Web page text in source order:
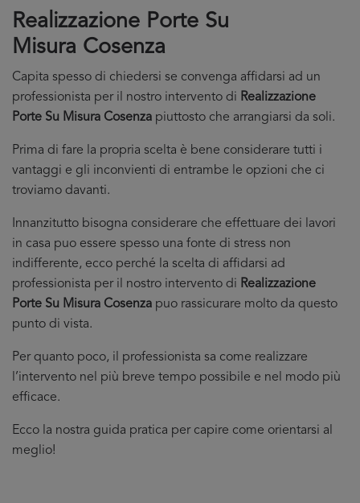
Realizzazione Porte Su
Misura Cosenza
Capita spesso di chiedersi se convenga affidarsi ad un
professionista per il nostro intervento di Realizzazione
Porte Su Misura Cosenza piuttosto che arrangiarsi da soli.
Prima di fare la propria scelta è bene considerare tutti i
vantaggi e gli inconvienti di entrambe le opzioni che ci
troviamo davanti.
Innanzitutto bisogna considerare che effettuare dei lavori
in casa puo essere spesso una fonte di stress non
indifferente, ecco perché la scelta di affidarsi ad
professionista per il nostro intervento di Realizzazione
Porte Su Misura Cosenza puo rassicurare molto da questo
punto di vista.
Per quanto poco, il professionista sa come realizzare
l’intervento nel più breve tempo possibile e nel modo più
efficace.
Ecco la nostra guida pratica per capire come orientarsi al
meglio!